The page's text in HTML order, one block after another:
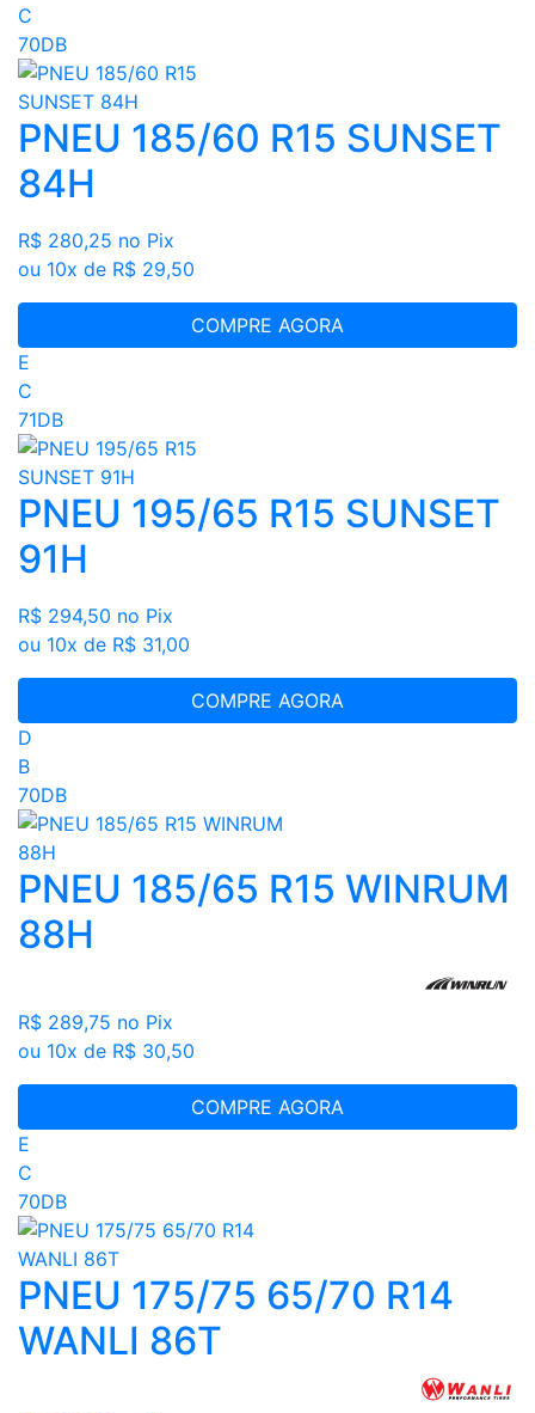
C
70DB
PNEU 185/60 R15 SUNSET
84H
R$ 280,25 no Pix
ou 10x de R$ 29,50
COMPRE AGORA
E
C
71DB
PNEU 195/65 R15 SUNSET
91H
R$ 294,50 no Pix
ou 10x de R$ 31,00
COMPRE AGORA
D
B
70DB
PNEU 185/65 R15 WINRUM
88H
R$ 289,75 no Pix
ou 10x de R$ 30,50
COMPRE AGORA
E
C
70DB
PNEU 175/75 65/70 R14
WANLI 86T